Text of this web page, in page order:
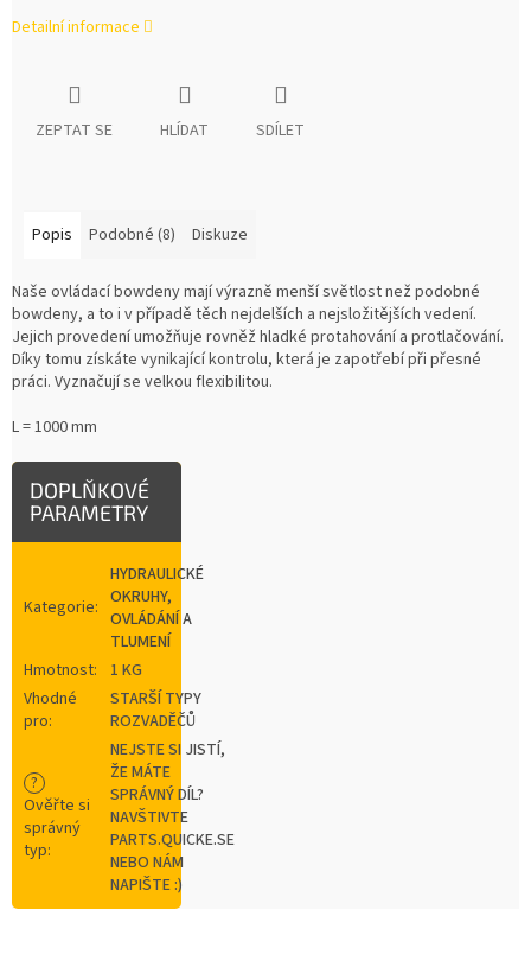
Detailní informace
ZEPTAT SE HLÍDAT SDÍLET
Popis Podobné (8) Diskuze
Naše ovládací bowdeny mají výrazně menší světlost než podobné
bowdeny, a to i v případě těch nejdelších a nejsložitějších vedení.
Jejich provedení umožňuje rovněž hladké protahování a protlačování.
Díky tomu získáte vynikající kontrolu, která je zapotřebí při přesné
práci. Vyznačují se velkou flexibilitou.
L = 1000 mm
DOPLŇKOVÉ
PARAMETRY
Kategorie:
HYDRAULICKÉ
OKRUHY,
OVLÁDÁNÍ A
TLUMENÍ
Hmotnost:
1 KG
Vhodné
pro:
STARŠÍ TYPY
ROZVADĚČŮ
?
Ověřte si
správný
typ:
NEJSTE SI JISTÍ,
ŽE MÁTE
SPRÁVNÝ DÍL?
NAVŠTIVTE
PARTS.QUICKE.SE
NEBO NÁM
NAPIŠTE :)